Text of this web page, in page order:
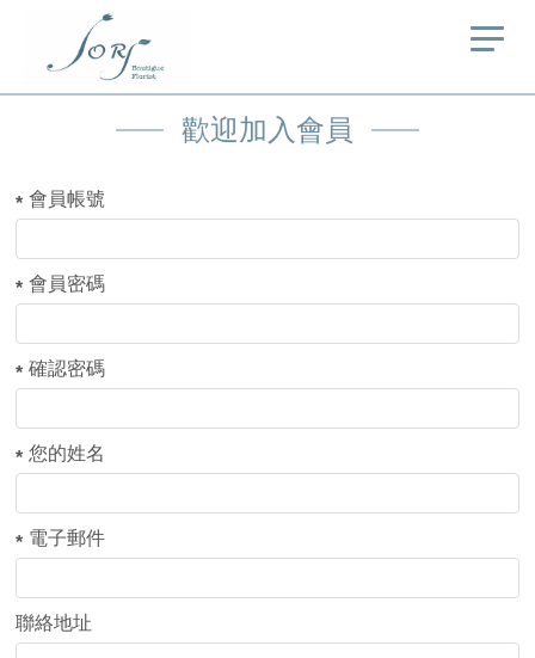
歡迎加入會員
會員帳號
會員密碼
確認密碼
您的姓名
電子郵件
聯絡地址